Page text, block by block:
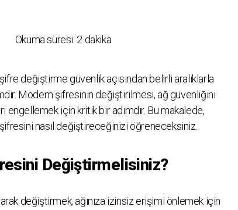
Okuma süresi: 2 dakika
değiştirme güvenlik açısından belirli aralıklarla
Modem şifresinin değiştirilmesi, ağ güvenliğini
engellemek için kritik bir adımdır. Bu makalede,
nasıl değiştireceğinizi öğreneceksiniz.
Değiştirmelisiniz?
değiştirmek, ağınıza izinsiz erişimi önlemek için